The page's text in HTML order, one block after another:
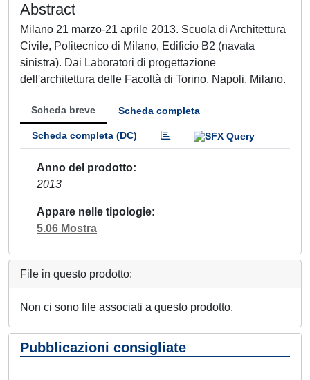
Abstract
Milano 21 marzo-21 aprile 2013. Scuola di Architettura
Civile, Politecnico di Milano, Edificio B2 (navata
sinistra). Dai Laboratori di progettazione
dell'architettura delle Facoltà di Torino, Napoli, Milano.
Scheda breve Scheda completa
Scheda completa (DC)
Anno del prodotto
2013
Appare nelle tipologie
5.06 Mostra
File in questo prodotto:
Non ci sono file associati a questo prodotto.
Pubblicazioni consigliate